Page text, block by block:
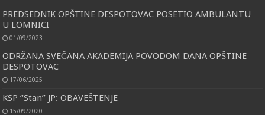
PREDSEDNIK OPŠTINE DESPOTOVAC POSETIO AMBULANTU
U LOMNICI
01/09/2023
ODRŽANA SVEČANA AKADEMIJA POVODOM DANA OPŠTINE
DESPOTOVAC
17/06/2025
KSP “Stan” JP: OBAVEŠTENJE
15/09/2020